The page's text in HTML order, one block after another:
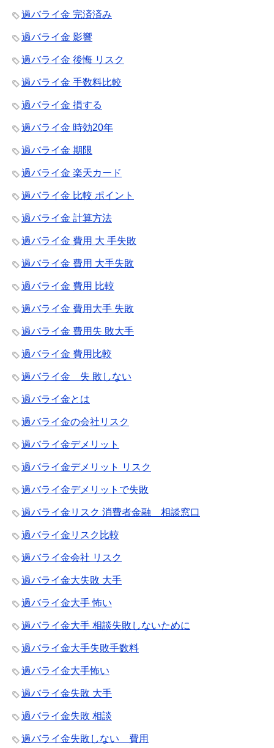
過バライ金 完済済み
過バライ金 影響
過バライ金 後悔 リスク
過バライ金 手数料比較
過バライ金 損する
過バライ金 時効20年
過バライ金 期限
過バライ金 楽天カード
過バライ金 比較 ポイント
過バライ金 計算方法
過バライ金 費用 大 手失敗
過バライ金 費用 大手失敗
過バライ金 費用 比較
過バライ金 費用大手 失敗
過バライ金 費用失 敗大手
過バライ金 費用比較
過バライ金 失 敗しない
過バライ金とは
過バライ金の会社リスク
過バライ金デメリット
過バライ金デメリット リスク
過バライ金デメリットで失敗
過バライ金リスク 消費者金融 相談窓口
過バライ金リスク比較
過バライ金会社 リスク
過バライ金大失敗 大手
過バライ金大手 怖い
過バライ金大手 相談失敗しないために
過バライ金大手失敗手数料
過バライ金大手怖い
過バライ金失敗 大手
過バライ金失敗 相談
過バライ金失敗しない 費用